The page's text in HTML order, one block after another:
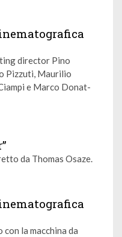
director Pino
Pizzuti, Maurilio
e Marco Donat-
da Thomas Osaze.
la macchina da